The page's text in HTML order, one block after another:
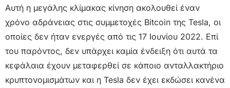
Αυτή η μεγάλης κλίμακας κίνηση ακολουθεί έναν
χρόνο αδράνειας στις συμμετοχές Bitcoin της Tesla, οι
οποίες δεν ήταν ενεργές από τις 17 Ιουνίου 2022. Επί
του παρόντος, δεν υπάρχει καμία ένδειξη ότι αυτά τα
κεφάλαια έχουν μεταφερθεί σε κάποιο ανταλλακτήριο
κρυπτονομισμάτων και η Tesla δεν έχει εκδώσει κανένα